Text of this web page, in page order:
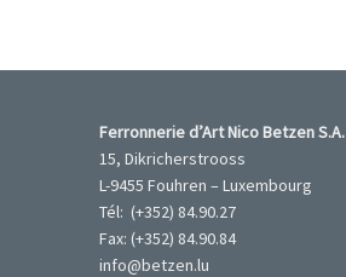
Ferronnerie d’Art Nico Betzen S.A.
15, Dikricherstrooss
L-9455 Fouhren – Luxembourg
Tél: (+352) 84.90.27
Fax: (+352) 84.90.84
info@betzen.lu